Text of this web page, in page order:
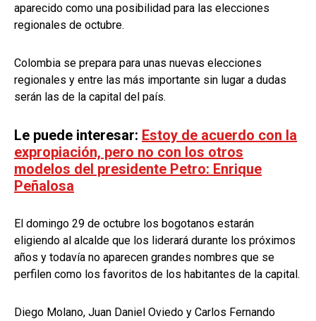
aparecido como una posibilidad para las elecciones
regionales de octubre.
Colombia se prepara para unas nuevas elecciones
regionales y entre las más importante sin lugar a dudas
serán las de la capital del país.
Le puede interesar: Estoy de acuerdo con la
expropiación, pero no con los otros
modelos del presidente Petro: Enrique
Peñalosa
El domingo 29 de octubre los bogotanos estarán
eligiendo al alcalde que los liderará durante los próximos
años y todavía no aparecen grandes nombres que se
perfilen como los favoritos de los habitantes de la capital.
Diego Molano, Juan Daniel Oviedo y Carlos Fernando